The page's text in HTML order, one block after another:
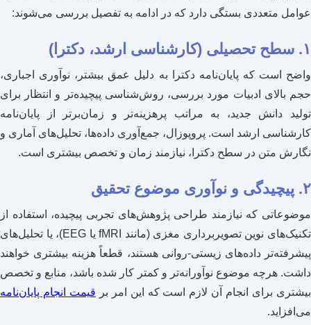
عوامل متعددی بستگی دارد که در ادامه به تفصیل بررسی می‌شوند:
۱. سطح تحصیلی (کارشناسی ارشد، دکترا)
واضح است که پایان‌نامه دکترا به دلیل عمق بیشتر، نوآوری اجباری،
حجم بالای ادبیات مورد بررسی، روش‌شناسی پیچیده‌تر و انتظار برای
تولید دانش جدید، به مراتب پرهزینه‌تر و زمان‌برتر از پایان‌نامه
کارشناسی ارشد است. پروپوزال، جمع‌آوری داده‌ها، تحلیل‌های آماری و
نگارش متن در سطح دکترا، نیازمند زمان و تخصص بیشتری است.
۲. پیچیدگی و نوآوری موضوع تحقیق
موضوعاتی که نیازمند طراحی پژوهش‌های تجربی پیچیده، استفاده از
تکنیک‌های نوین تصویربرداری مغزی (مانند fMRI یا EEG)، یا تحلیل‌های
پیشرفته‌تر داده‌های زیستی-روانی هستند، قطعاً هزینه بیشتری خواهند
داشت. هرچه موضوع نوآورانه‌تر و کمتر کار شده باشد، منابع و تخصص
بیشتری برای انجام آن لازم است که این امر بر قیمت انجام پایان‌نامه
می‌افزاید.